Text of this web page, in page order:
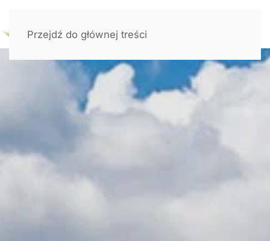
Przejdź do głównej treści